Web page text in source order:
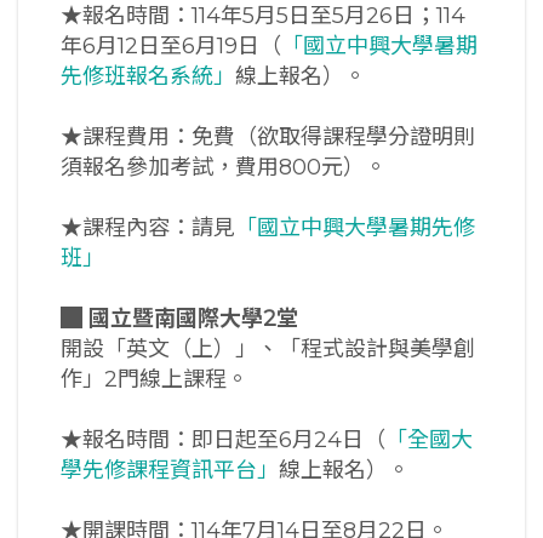
★報名時間：114年5月5日至5月26日；114
年6月12日至6月19日（ 「國立中興大學暑期
先修班報名系統」 線上報名）。
★課程費用：免費（欲取得課程學分證明則
須報名參加考試，費用800元）。
★課程內容：請見 「國立中興大學暑期先修
班」
國立暨南國際大學2堂
開設「英文（上）」、「程式設計與美學創
作」2門線上課程。
★報名時間：即日起至6月24日（ 「全國大
學先修課程資訊平台」 線上報名）。
★開課時間：114年7月14日至8月22日。